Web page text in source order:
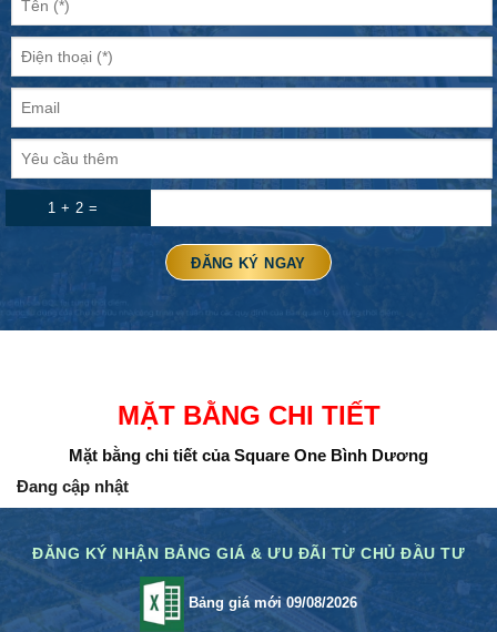
1 + 2 =
MẶT BẰNG CHI TIẾT
Mặt bằng chi tiết của Square One Bình Dương
Đang cập nhật
ĐĂNG KÝ NHẬN BẢNG GIÁ & ƯU ĐÃI TỪ CHỦ ĐẦU TƯ
Bảng giá mới 09/08/2026